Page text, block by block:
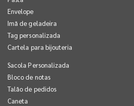
Envelope
Imã de geladeira
Tag personalizada
Cartela para bijouteria
Sacola Personalizada
Bloco de notas
Talão de pedidos
Caneta